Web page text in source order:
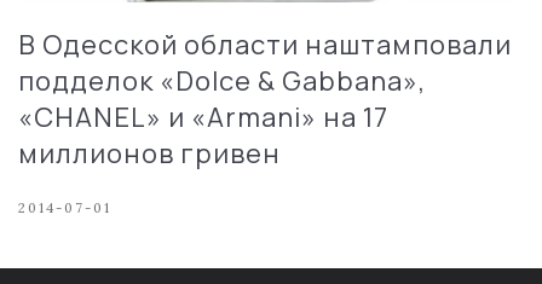
В Одесской области наштамповали
подделок «Dolce & Gabbana»,
«CHANEL» и «Armani» на 17
миллионов гривен
2014-07-01